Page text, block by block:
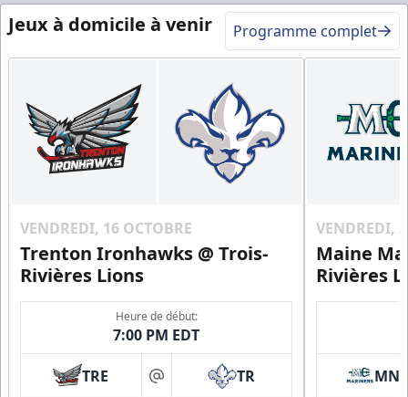
Jeux à domicile à venir Programme complet
VENDREDI, 16 OCTOBRE
Trenton Ironhawks @ Trois-
Rivières Lions
Heure de début:
7:00 PM EDT
TRE at TR
VENDREDI,
Maine
Rivières
MNE